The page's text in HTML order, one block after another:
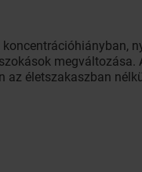
megváltozása.
életszakaszban